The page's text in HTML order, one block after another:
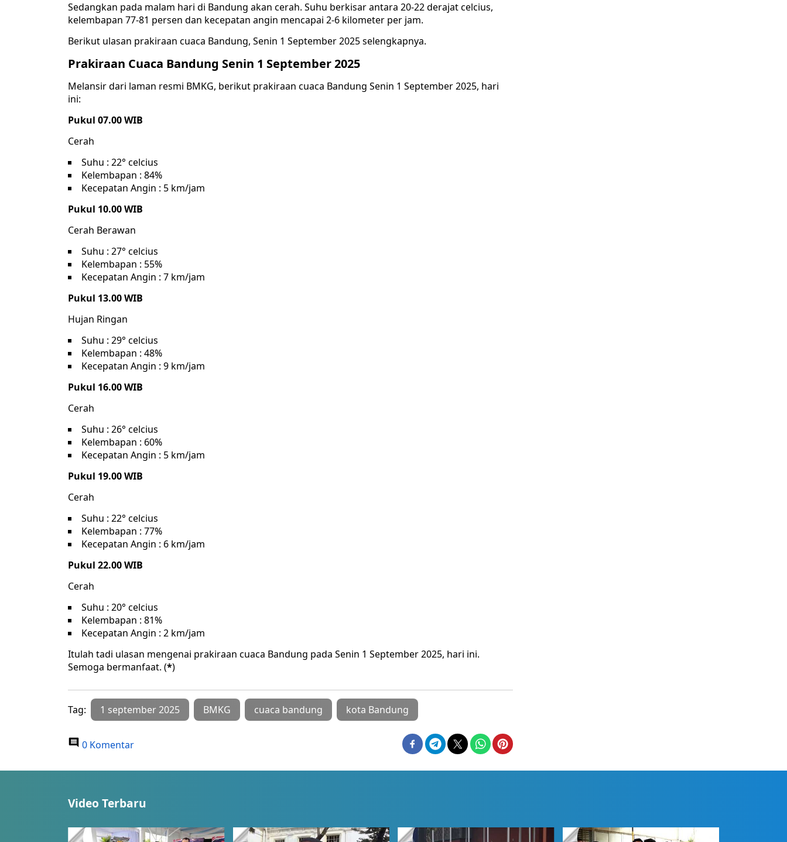
Sedangkan pada malam hari di Bandung akan cerah. Suhu berkisar antara 20-22 derajat celcius,
kelembapan 77-81 persen dan kecepatan angin mencapai 2-6 kilometer per jam.
Berikut ulasan prakiraan cuaca Bandung, Senin 1 September 2025 selengkapnya.
Prakiraan Cuaca Bandung Senin 1 September 2025
Melansir dari laman resmi BMKG, berikut prakiraan cuaca Bandung Senin 1 September 2025, hari
ini:
Pukul 07.00 WIB
Cerah
Suhu : 22° celcius
Kelembapan : 84%
Kecepatan Angin : 5 km/jam
Pukul 10.00 WIB
Cerah Berawan
Suhu : 27° celcius
Kelembapan : 55%
Kecepatan Angin : 7 km/jam
Pukul 13.00 WIB
Hujan Ringan
Suhu : 29° celcius
Kelembapan : 48%
Kecepatan Angin : 9 km/jam
Pukul 16.00 WIB
Cerah
Suhu : 26° celcius
Kelembapan : 60%
Kecepatan Angin : 5 km/jam
Pukul 19.00 WIB
Cerah
Suhu : 22° celcius
Kelembapan : 77%
Kecepatan Angin : 6 km/jam
Pukul 22.00 WIB
Cerah
Suhu : 20° celcius
Kelembapan : 81%
Kecepatan Angin : 2 km/jam
Itulah tadi ulasan mengenai prakiraan cuaca Bandung pada Senin 1 September 2025, hari ini.
Semoga bermanfaat. (*)
Tag: 1 september 2025 BMKG cuaca bandung kota Bandung
0 Komentar
Video Terbaru